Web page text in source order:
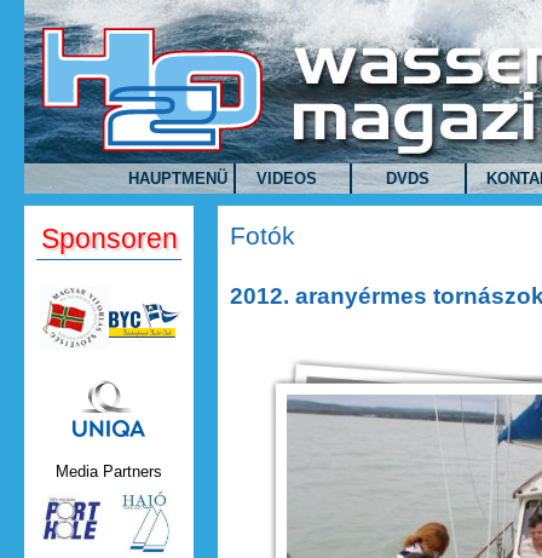
Direkt zum Inhalt
HAUPTMENÜ VIDEOS DVDS
Fotók
2012. aranyérmes
Sponsoren
Uniqa.png
Media Partners